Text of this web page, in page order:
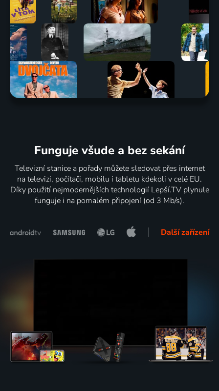
Funguje všude a bez sekání
Televizní stanice a pořady můžete sledovat přes internet
na televizi, počítači, mobilu i tabletu kdekoli v celé EU.
Díky použití nejmodernějších technologií Lepší.TV plynule
funguje i na pomalém připojení (od 3 Mb/s).
Další zařízení